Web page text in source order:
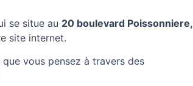
à
se situe au 20 boulevard Poissonniere,
site internet.
vous pensez à travers des